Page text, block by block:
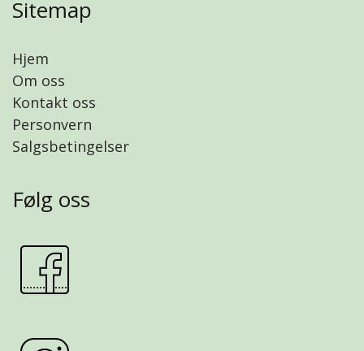
Sitemap
Hjem
Om oss
Kontakt oss
Personvern
Salgsbetingelser
Følg oss